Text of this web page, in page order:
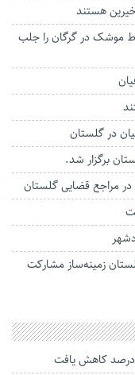
موشک در گرگان را جلب
در گلستان
برگزار شد.
زمینه‌ساز مشارکت